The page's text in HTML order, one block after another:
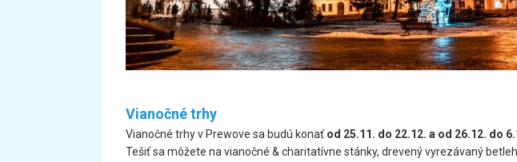
Vianočné trhy
Vianočné trhy v Prewove sa budú konať od 25.11. do 22.12. a od 26.12. do
Tešiť sa môžete na vianočné & charitatívne stánky, drevený vyrezávaný